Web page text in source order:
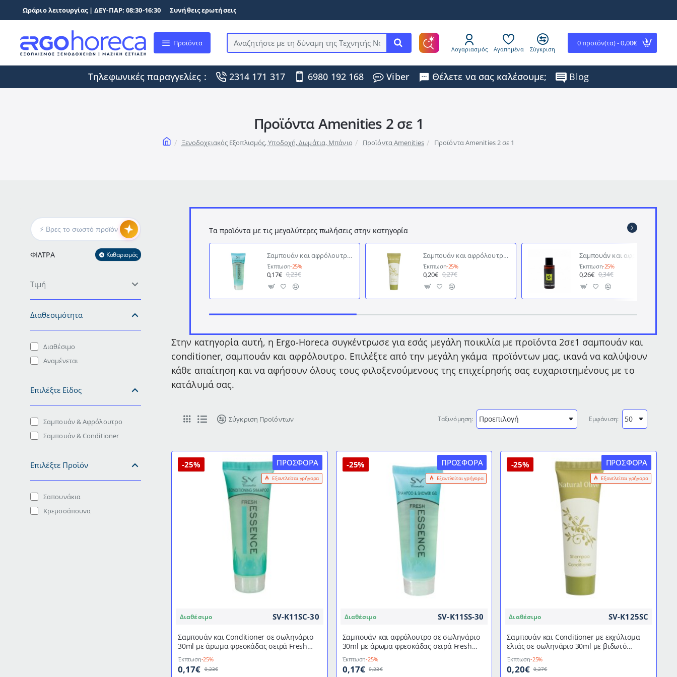
Ωράριο λειτουργίας | ΔΕΥ-ΠΑΡ: 08:30-16:30 Συνήθεις ερωτήσεις
Προϊόντα
Αναζητήστε
τη
δύναμη
της
Λογαριασμός Αγαπημένα Σύγκριση
0 προϊόν(τα) - 0,00€
Τηλεφωνικές παραγγελίες : 2314 171 317 6980 192 168 Viber Θέλετε να σας καλέσουμε; Blog
Προϊόντα Amenities 2 σε 1
homeΞενοδοχειακός Εξοπλισμός, Υποδοχή, Δωμάτια, Μπάνιο Προϊόντα Amenities Προϊόντα Amenities 2 σε 1
ΦΊΛΤΡΑ Καθαρισμός
Τιμή
Διαθεσιμότητα
Διαθέσιμο
Αναμένεται
Επιλέξτε Είδος
Σαμπουάν & Αφρόλουτρο
Σαμπουάν & Conditioner
Επιλέξτε Προϊόν
Σαπουνάκια
Κρεμοσάπουνα
Τα προϊόντα με τις μεγαλύτερες πωλήσεις στην κατηγορία
Σαμπουάν και αφρόλουτρο σε σωληνάριο 30ml με άρωμα φρεσκάδας σειρά Fresh Essence
Έκπτωση-25%
0,17€ 0,23€
Σαμπουάν και αφρόλουτρο με εκχύλισμα ελιάς σε σωληνάριο 30ml με βιδωτό καπάκι της σειράς "Natural Olive"
Έκπτωση-25%
0,20€ 0,27€
Έκπτωση-25%
0,26€ 0,34€
Στην κατηγορία αυτή, η Ergo-Horeca συγκέντρωσε για εσάς μεγάλη ποικιλία με προϊόντα 2σε1 σαμπουάν και
conditioner, σαμπουάν και αφρόλουτρο. Επιλέξτε από την μεγάλη γκάμα προϊόντων μας, ικανά να καλύψουν
κάθε απαίτηση και να αφήσουν όλους τους φιλοξενούμενους της επιχείρησής σας ευχαριστημένους με το
κατάλυμά σας.
Σύγκριση Προϊόντων Ταξινόμηση: Εμφάνιση:
ΠΡΟΣΦΟΡΆ
Εξαντλείται γρήγορα
-25%
Διαθέσιμο SV-K11SC-30
Σαμπουάν και Conditioner σε σωληνάριο
30ml με άρωμα φρεσκάδας σειρά Fresh
Essence
Έκπτωση-25%
0,17€ 0,23€
ΠΡΟΣΦΟΡΆ
Εξαντλείται γρήγορα
-25%
Διαθέσιμο SV-K11SS-30
Σαμπουάν και αφρόλουτρο σε σωληνάριο
30ml με άρωμα φρεσκάδας σειρά Fresh
Essence
Έκπτωση-25%
0,17€ 0,23€
ΠΡΟΣΦΟΡΆ
Εξαντλείται γρήγορα
-25%
Διαθέσιμο SV-K125SC
Σαμπουάν και Conditioner με εκχύλισμα
ελιάς σε σωληνάριο 30ml με βιδωτό
καπάκι της σειράς "Natural Olive"
Έκπτωση-25%
0,20€ 0,27€